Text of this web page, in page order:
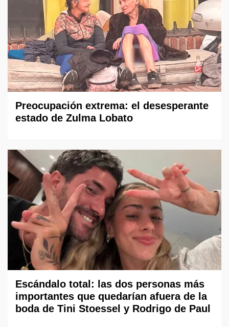
Preocupación extrema: el desesperante
estado de Zulma Lobato
Escándalo total: las dos personas más
importantes que quedarían afuera de la
boda de Tini Stoessel y Rodrigo de Paul